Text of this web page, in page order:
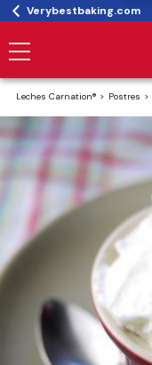
Verybestbaking.com
Leches Carnation® Postres